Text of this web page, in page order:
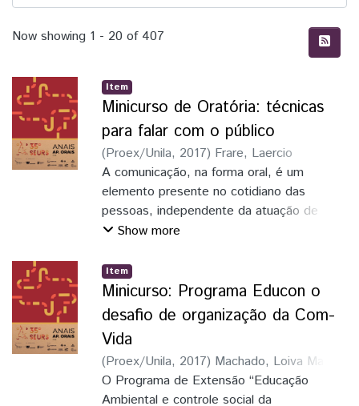
Recent Submissions
Now showing 1 - 20 of 407
Item
Minicurso de Oratória: técnicas
para falar com o público
(Proex/Unila, 2017) Frare, Laercio
Mantovani;Silva, Flavia Manente da;
Lucileia Barbosa
A comunicação, na forma oral, é um
elemento presente no cotidiano das
pessoas, independente da atuação de
cada um. Se comunicar bem é uma tarefa
apresentam receio ao falar em público.
Dessa maneira o principal objetivo de um
curso de oratória baseia-se em ensinar
técnicas para superar esse receio. O curso
foi ofertado para acadêmicos da UTFPR,
com foco em apresentações acadêmicas,
e para alunos do Colégio Estadual
Show more
Item
Minicurso: Programa Educon o
desafio de organização da Com-
Vida
(Proex/Unila, 2017) Machado, Loiva Mara
de Oliveira;Weirich, Fernanda Olívia
Guisolfi;Pasinato, Luiz Antônio
O Programa de Extensão “Educação
Ambiental e controle social da